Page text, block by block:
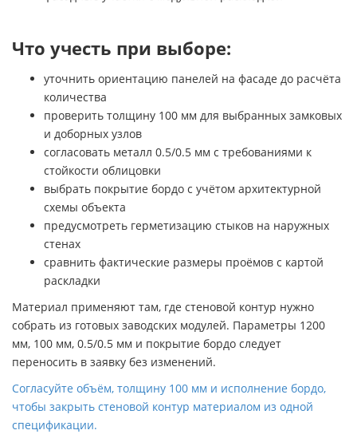
Что учесть при выборе:
уточнить ориентацию панелей на фасаде до расчёта
количества
проверить толщину 100 мм для выбранных замковых
и доборных узлов
согласовать металл 0.5/0.5 мм с требованиями к
стойкости облицовки
выбрать покрытие бордо с учётом архитектурной
схемы объекта
предусмотреть герметизацию стыков на наружных
стенах
сравнить фактические размеры проёмов с картой
раскладки
Материал применяют там, где стеновой контур нужно
собрать из готовых заводских модулей. Параметры 1200
мм, 100 мм, 0.5/0.5 мм и покрытие бордо следует
переносить в заявку без изменений.
Согласуйте объём, толщину 100 мм и исполнение бордо,
чтобы закрыть стеновой контур материалом из одной
спецификации.